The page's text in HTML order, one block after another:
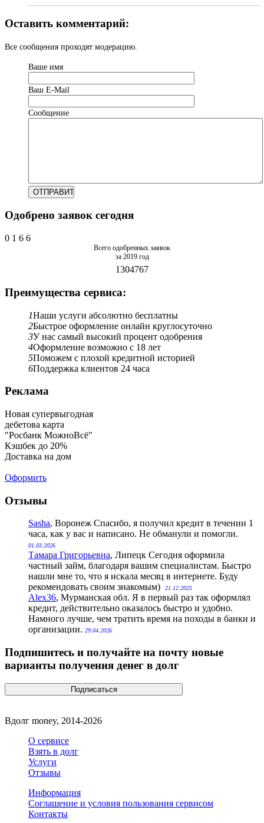
Оставить комментарий:
Все сообщения проходят модерацию.
Ваше имя
Ваш Е-Mail
Сообщение
Одобрено заявок сегодня
0 1 6 6
Всего одобренных заявок
за 2019 год
1304767
Преимущества сервиса:
1Наши услуги абсолютно бесплатны
2Быстрое оформление онлайн круглосуточно
3У нас самый высокий процент одобрения
4Оформление возможно с 18 лет
5Поможем с плохой кредитной историей
6Поддержка клиентов 24 часа
Реклама
Новая супервыгодная
дебетова карта
"Росбанк МожноВсё"
Кэшбек до 20%
Доставка на дом
Оформить
Отзывы
Sasha, Воронеж Спасибо, я получил кредит в течении 1
часа, как у вас и написано. Не обманули и помогли.
01.03.2026
Тамара Григорьевна, Липецк Сегодня оформила
частный займ, благодаря вашим специалистам. Быстро
нашли мне то, что я искала месяц в интернете. Буду
рекомендовать своим знакомым)
21.12.2025
Alex36, Мурманская обл. Я в первый раз так оформлял
кредит, действительно оказалось быстро и удобно.
Намного лучше, чем тратить время на походы в банки и
организации. 29.04.2026
Подпишитесь и получайте на почту новые
варианты получения денег в долг
Вдолг money, 2014-2026
О сервисе
Взять в долг
Услуги
Отзывы
Информация
Соглашение и условия пользования сервисом
Контакты